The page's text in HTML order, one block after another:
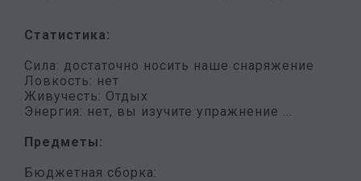
Статистика:
Сила: достаточно носить наше снаряжение
Ловкость: нет
Живучесть: Отдых
Энергия: нет, вы изучите упражнение ...
Предметы:
Бюджетная сборка: